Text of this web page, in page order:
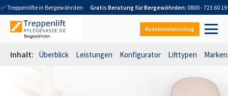
✅ Treppenlifte in Bergewöhrden Gratis Beratung fürBergewöhrden: 0800 - 723 60 19
Kostenvoranschlag
Inhalt: Überblick Leistungen Konfigurator Lifttypen Marken